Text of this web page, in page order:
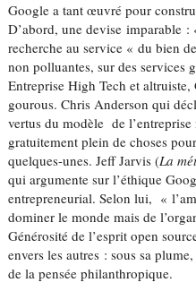
Google a tant œuvré pour
D’abord, une devise imparable
recherche au service « du bien
non polluantes, sur des services
Entreprise High Tech et altruiste,
gourous. Chris Anderson qui
vertus du modèle de
gratuitement plein de choses
quelques-unes. Jeff Jarvis (La
qui argumente sur l’éthique
entrepreneurial. Selon lui, «
dominer le monde mais de
Générosité de l’esprit open
envers les autres : sous sa
de la pensée philanthropique.